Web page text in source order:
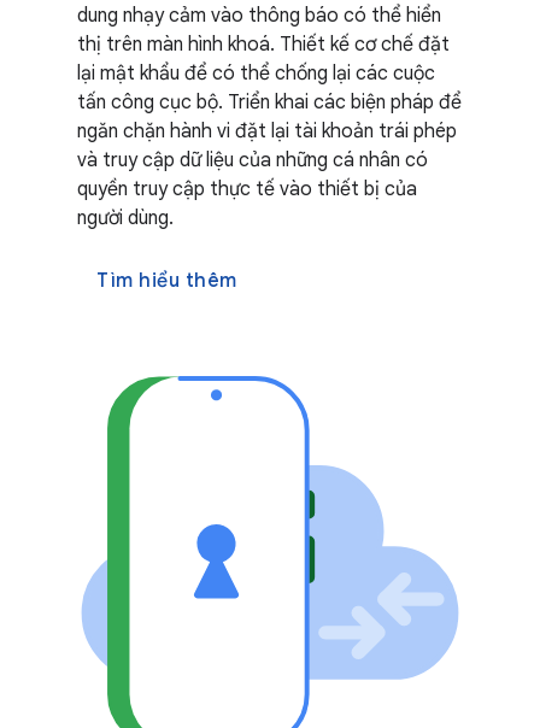
dung nhạy cảm vào thông báo có thể hiển
thị trên màn hình khoá. Thiết kế cơ chế đặt
lại mật khẩu để có thể chống lại các cuộc
tấn công cục bộ. Triển khai các biện pháp để
ngăn chặn hành vi đặt lại tài khoản trái phép
và truy cập dữ liệu của những cá nhân có
quyền truy cập thực tế vào thiết bị của
người dùng.
Tìm hiểu thêm